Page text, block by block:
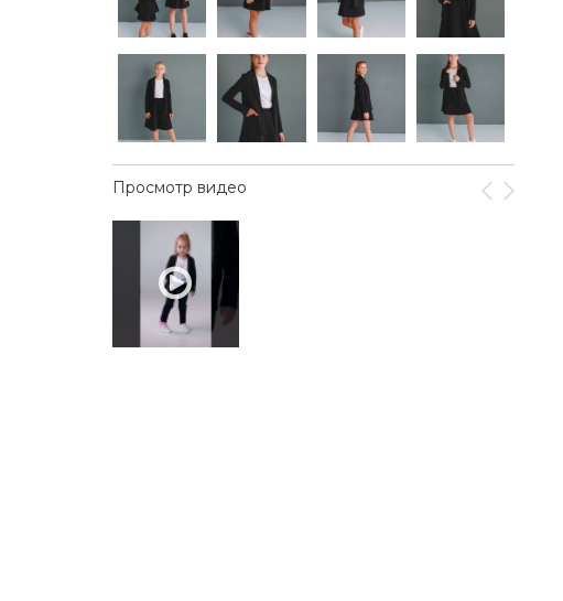
Просмотр видео